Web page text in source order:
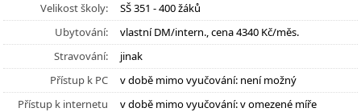
Velikost školy:
SŠ 351 - 400 žáků
Ubytování:
vlastní DM/intern., cena 4340 Kč/měs.
Stravování:
jinak
Přístup k PC
v době mimo vyučování: není možný
Přístup k internetu
v době mimo vyučování: v omezené míře